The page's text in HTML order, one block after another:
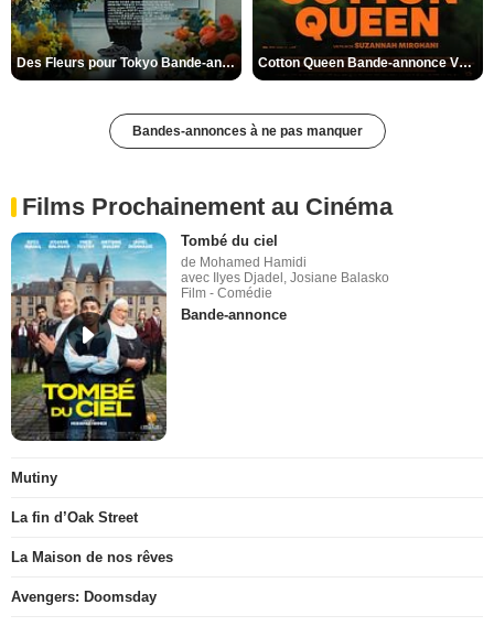
Des Fleurs pour Tokyo Bande-annonce VO STFR Cotton Queen Bande-annonce VO STFR
Bandes-annonces à ne pas manquer
Films Prochainement au Cinéma
Tombé du ciel
de Mohamed Hamidi
avec Ilyes Djadel, Josiane Balasko
Film - Comédie
Bande-annonce
Mutiny
La fin d’Oak Street
La Maison de nos rêves
Avengers: Doomsday